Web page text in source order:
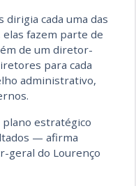
dirigia cada uma das
fazem parte de
de um diretor-
para cada
administrativo,
estratégico
— afirma
geral do Lourenço